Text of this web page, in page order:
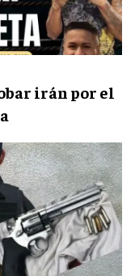
irán por el